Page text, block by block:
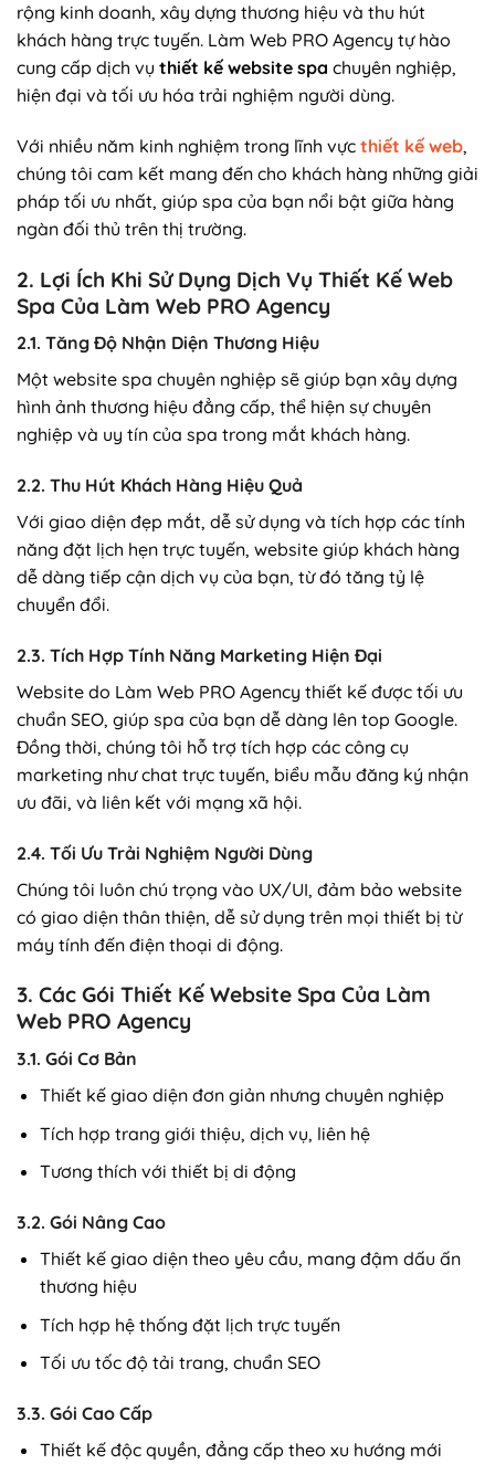
rộng kinh doanh, xây dựng thương hiệu và thu hút
khách hàng trực tuyến. Làm Web PRO Agency tự hào
cung cấp dịch vụ thiết kế website spa chuyên nghiệp,
hiện đại và tối ưu hóa trải nghiệm người dùng.
Với nhiều năm kinh nghiệm trong lĩnh vực thiết kế web,
chúng tôi cam kết mang đến cho khách hàng những giải
pháp tối ưu nhất, giúp spa của bạn nổi bật giữa hàng
ngàn đối thủ trên thị trường.
2. Lợi Ích Khi Sử Dụng Dịch Vụ Thiết Kế Web
Spa Của Làm Web PRO Agency
2.1. Tăng Độ Nhận Diện Thương Hiệu
Một website spa chuyên nghiệp sẽ giúp bạn xây dựng
hình ảnh thương hiệu đẳng cấp, thể hiện sự chuyên
nghiệp và uy tín của spa trong mắt khách hàng.
2.2. Thu Hút Khách Hàng Hiệu Quả
Với giao diện đẹp mắt, dễ sử dụng và tích hợp các tính
năng đặt lịch hẹn trực tuyến, website giúp khách hàng
dễ dàng tiếp cận dịch vụ của bạn, từ đó tăng tỷ lệ
chuyển đổi.
2.3. Tích Hợp Tính Năng Marketing Hiện Đại
Website do Làm Web PRO Agency thiết kế được tối ưu
chuẩn SEO, giúp spa của bạn dễ dàng lên top Google.
Đồng thời, chúng tôi hỗ trợ tích hợp các công cụ
marketing như chat trực tuyến, biểu mẫu đăng ký nhận
ưu đãi, và liên kết với mạng xã hội.
2.4. Tối Ưu Trải Nghiệm Người Dùng
Chúng tôi luôn chú trọng vào UX/UI, đảm bảo website
có giao diện thân thiện, dễ sử dụng trên mọi thiết bị từ
máy tính đến điện thoại di động.
3. Các Gói Thiết Kế Website Spa Của Làm
Web PRO Agency
3.1. Gói Cơ Bản
Thiết kế giao diện đơn giản nhưng chuyên nghiệp
Tích hợp trang giới thiệu, dịch vụ, liên hệ
Tương thích với thiết bị di động
3.2. Gói Nâng Cao
Thiết kế giao diện theo yêu cầu, mang đậm dấu ấn
thương hiệu
Tích hợp hệ thống đặt lịch trực tuyến
Tối ưu tốc độ tải trang, chuẩn SEO
3.3. Gói Cao Cấp
Thiết kế độc quyền, đẳng cấp theo xu hướng mới